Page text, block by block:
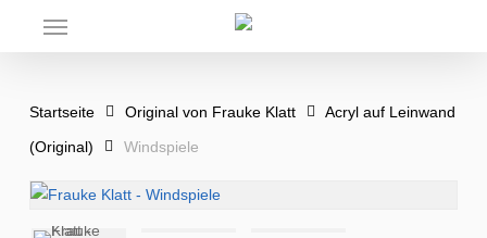
Menu
Startseite Original von Frauke Klatt
Acryl auf Leinwand
(Original)
Windspiele